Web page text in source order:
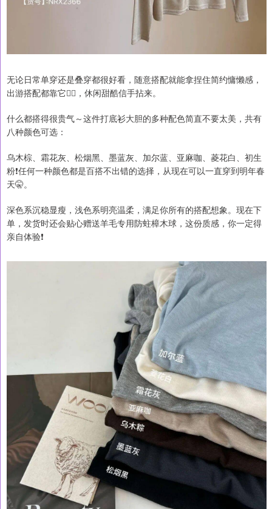
无论日常单穿还是叠穿都很好看，随意搭配就能拿捏住简约慵懒感，
出游搭配都靠它👇🏻，休闲甜酷信手拈来。
什么都搭得很贵气～这件打底衫大胆的多种配色简直不要太美，共有
八种颜色可选：
乌木棕、霜花灰、松烟黑、墨蓝灰、加尔蓝、亚麻咖、菱花白、初生
粉❗任何一种颜色都是百搭不出错的选择，从现在可以一直穿到明年春
天🤫。
深色系沉稳显瘦，浅色系明亮温柔，满足你所有的搭配想象。现在下
单，发货时还会贴心赠送羊毛专用防蛀樟木球，这份质感，你一定得
亲自体验❗